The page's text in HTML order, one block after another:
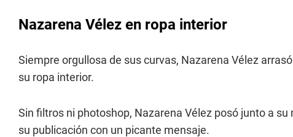
Nazarena Vélez en ropa interior
Siempre orgullosa de sus curvas, Nazarena Vélez
su ropa interior.
Sin filtros ni photoshop, Nazarena Vélez posó junto a
su publicación con un picante mensaje.